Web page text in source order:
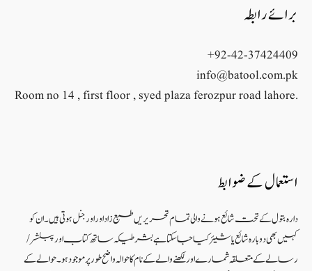
برائے رابطہ
+92-42-37424409
info@batool.com.pk
Room no 14 , first floor , syed plaza ferozpur road lahore.
استعمال کے ضوابط
دارہ بتول کے تحت شائع ہونے والی تمام تحریریں طبع زاد اور اورجنل ہوتی ہیں۔ ان کو
کہیں بھی دوبارہ شائع یا شیئر کیا جا سکتا ہے بشرطیکہ ساتھ کتاب اور پبلشر/
رسالے کے متعلقہ شمارے اور لکھنے والے کے نام کا حوالہ واضح طور پر موجود ہو۔ حوالے کے